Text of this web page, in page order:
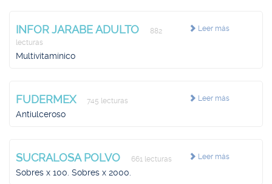
Leer más
INFOR JARABE ADULTO
882
lecturas
Multivitamínico
Leer más
FUDERMEX 745 lecturas
Antiulceroso
Leer más
SUCRALOSA POLVO 661 lecturas
Sobres x 100. Sobres x 2000.